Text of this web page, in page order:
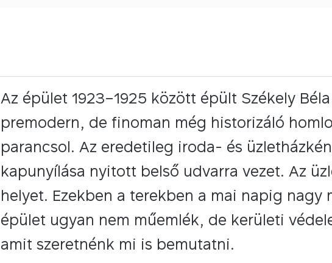
Az épület 1923–1925 között épült Székely
premodern, de finoman még historizáló
parancsol. Az eredetileg iroda- és
kapunyílása nyitott belső udvarra vezet. Az
helyet. Ezekben a terekben a mai napig nagy
épület ugyan nem műemlék, de kerületi
amit szeretnénk mi is bemutatni.